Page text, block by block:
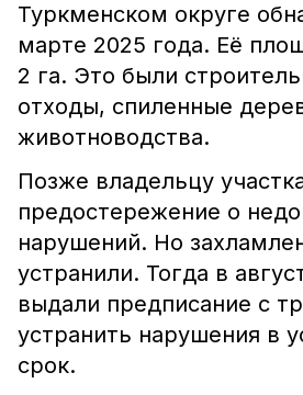
Туркменском округе
марте 2025 года. Её
2 га. Это были
отходы, спиленные
животноводства.
Позже владельцу
предостережение о
нарушений. Но
устранили. Тогда в
выдали предписание с
устранить нарушения в
срок.